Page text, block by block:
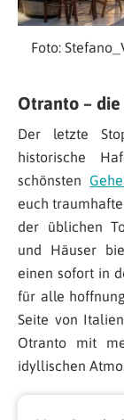
Foto:
Otranto –
Der letzte
historische
schönsten
euch
der üblichen
und Häuser
einen sofort in
für alle
Seite von
Otranto mit
idyllischen